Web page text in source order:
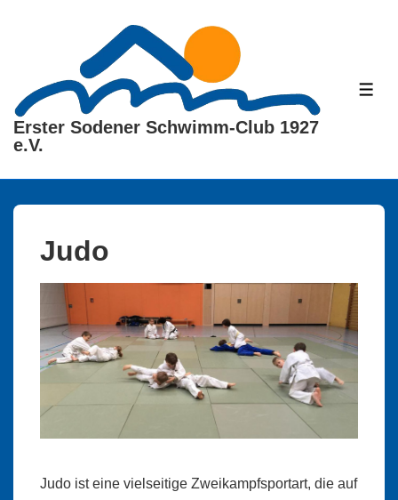
Erster Sodener Schwimm-Club 1927
e.V.
Judo
Judo ist eine vielseitige Zweikampfsportart, die auf